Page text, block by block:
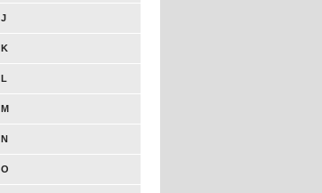
J
K
L
M
N
O